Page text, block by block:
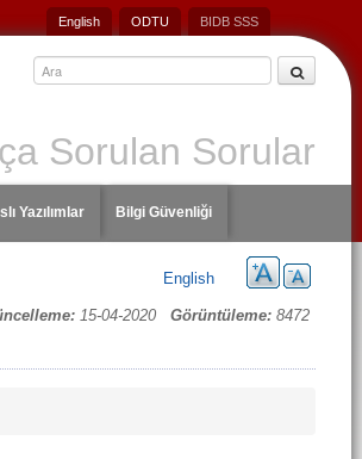
English ODTU BIDB SSS
Sorulan Sorular
Yazılımlar Bilgi Güvenliği
15-04-2020 Görüntüleme: 8472
English